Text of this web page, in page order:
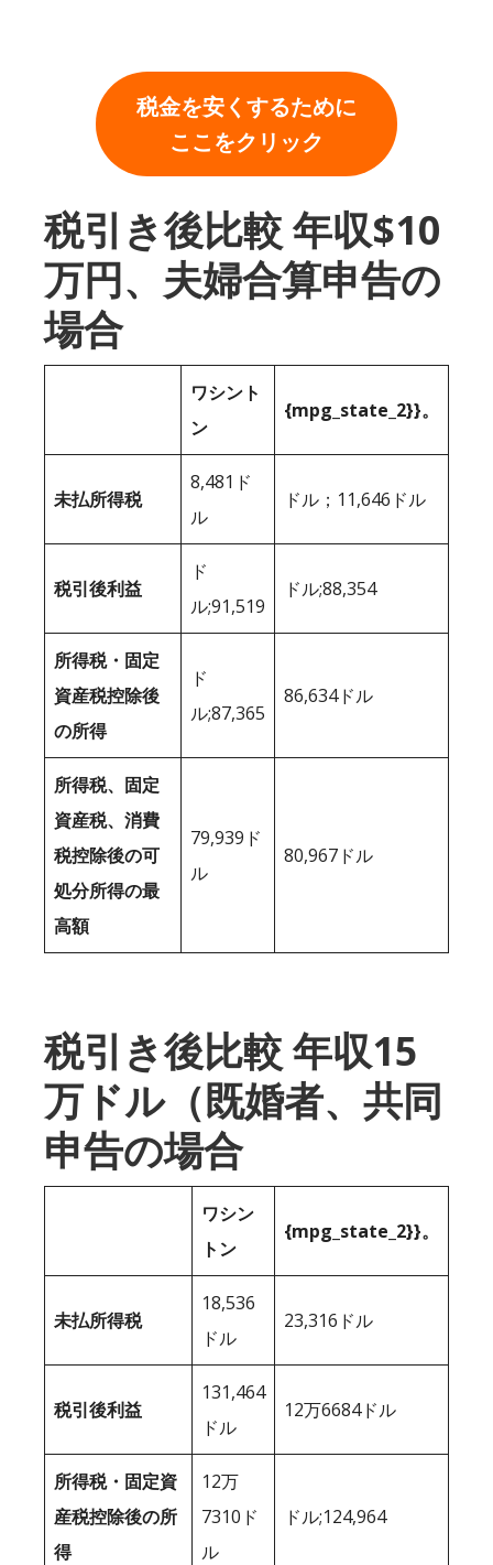
税金を安くするために
ここをクリック
税引き後比較 年収$10
万円、夫婦合算申告の
場合
ワシント
ン
{mpg_state_2}}。
未払所得税
8,481ド
ル
ドル；11,646ドル
税引後利益
ド
ル;91,519
ドル;88,354
所得税・固定
資産税控除後
の所得
ド
ル;87,365
86,634ドル
所得税、固定
資産税、消費
税控除後の可
処分所得の最
高額
79,939ド
ル
80,967ドル
税引き後比較 年収15
万ドル（既婚者、共同
申告の場合
ワシン
トン
{mpg_state_2}}。
未払所得税
18,536
ドル
23,316ドル
税引後利益
131,464
ドル
12万6684ドル
所得税・固定資
産税控除後の所
得
12万
7310ド
ル
ドル;124,964